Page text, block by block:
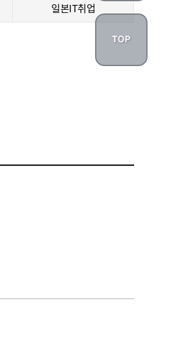
일본IT취업